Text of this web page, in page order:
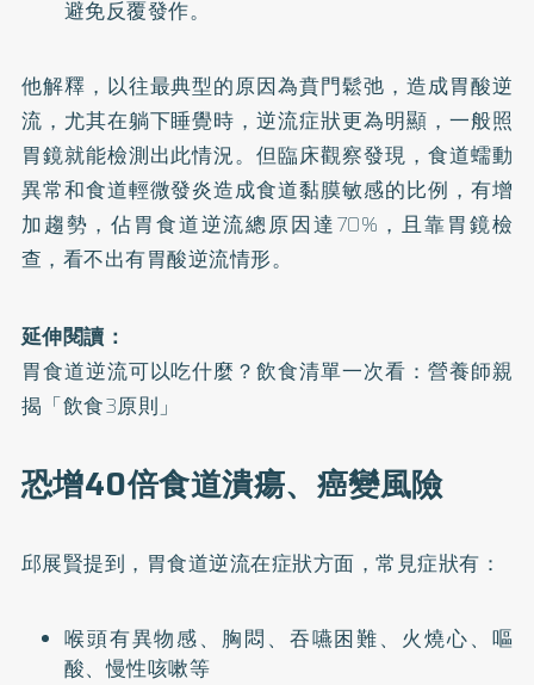
避免反覆發作。
他解釋，以往最典型的原因為賁門鬆弛，造成胃酸逆
流，尤其在躺下睡覺時，逆流症狀更為明顯，一般照
胃鏡就能檢測出此情況。但臨床觀察發現，食道蠕動
異常和食道輕微發炎造成食道黏膜敏感的比例，有增
加趨勢，佔胃食道逆流總原因達70%，且靠胃鏡檢
查，看不出有胃酸逆流情形。
延伸閱讀：
胃食道逆流可以吃什麼？飲食清單一次看：營養師親
揭「飲食3原則」
恐增40倍食道潰瘍、癌變風險
邱展賢提到，胃食道逆流在症狀方面，常見症狀有：
喉頭有異物感、胸悶、吞嚥困難、火燒心、嘔
酸、慢性咳嗽等